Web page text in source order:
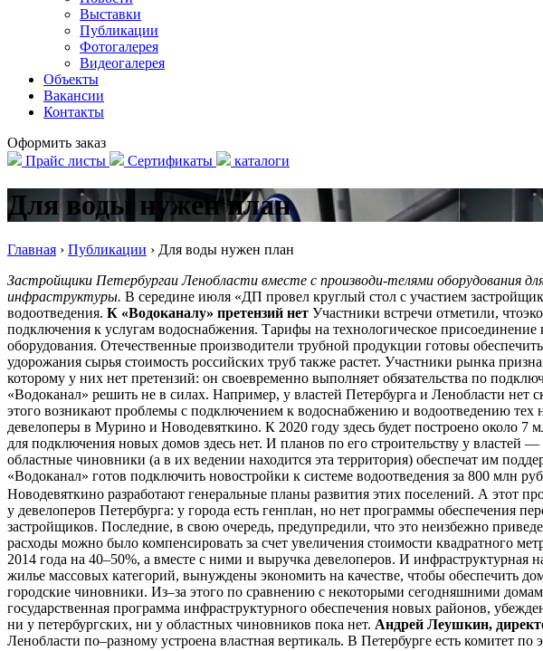
Выставки
Публикации
Фотогалерея
Видеогалерея
Объекты
Вакансии
Контакты
Оформить заказ
Прайс листы
Сертификаты каталоги
Для воды нужен план
Главная › Публикации › Для воды нужен план
Застройщики Петербургаи Ленобласти вместе с производи-телями
инфраструктуры. В середине июля «ДП провел круглый стол с участием
водоотведения. К «Водоканалу» претензий нет Участники встречи отметили,
подключения к услугам водоснабжения. Тарифы на технологическое
оборудования. Отечественные производители трубной продукции готовы
удорожания сырья стоимость российских труб также растет. Участники рынка
которому у них нет претензий: он своевременно выполняет обязательства по
«Водоканал» решить не в силах. Например, у властей Петербурга и Ленобласти нет
этого возникают проблемы с подключением к водоснабжению и водоотведению тех
девелоперы в Мурино и Новодевяткино. К 2020 году здесь будет построено около 7
для подключения новых домов здесь нет. И планов по его строительству у властей
областные чиновники (а в их ведении находится эта территория) обеспечат им
«Водоканал» готов подключить новостройки к системе водоотведения за 800 млн
Новодевяткино разработают генеральные планы развития этих поселений. А этот
у девелоперов Петербурга: у города есть генплан, но нет программы обеспечения
застройщиков. Последние, в свою очередь, предупредили, что это неизбежно
расходы можно было компенсировать за счет увеличения стоимости квадратного
2014 года на 40–50%, а вместе с ними и выручка девелоперов. И
жилье массовых категорий, вынуждены экономить на качестве, чтобы обеспечить
городские чиновники. Из–за этого по сравнению с некоторыми сегодняшними
государственная программа инфраструктурного обеспечения новых районов,
ни у петербургских, ни у областных чиновников пока нет. Андрей Леушкин,
Ленобласти по–разному устроена властная вертикаль. В Петербурге есть комитет